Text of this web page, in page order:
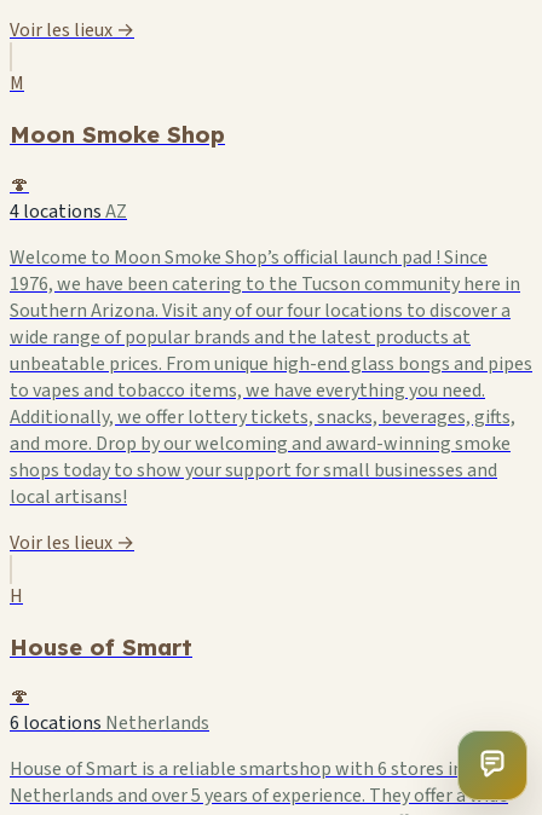
Voir les lieux →
M
Moon Smoke Shop
🍄
4 locationsAZ
Welcome to Moon Smoke Shop’s official launch pad ! Since
1976, we have been catering to the Tucson community here in
Southern Arizona. Visit any of our four locations to discover a
wide range of popular brands and the latest products at
unbeatable prices. From unique high-end glass bongs and pipes
to vapes and tobacco items, we have everything you need.
Additionally, we offer lottery tickets, snacks, beverages, gifts,
and more. Drop by our welcoming and award-winning smoke
shops today to show your support for small businesses and
local artisans!
Voir les lieux →
H
House of Smart
🍄
6 locations Netherlands
House of Smart is a reliable smartshop with 6 stores in the
Netherlands and over 5 years of experience. They offer a wide